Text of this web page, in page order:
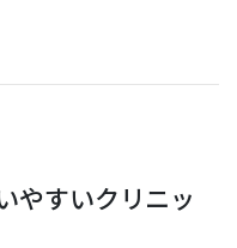
やすいクリニッ